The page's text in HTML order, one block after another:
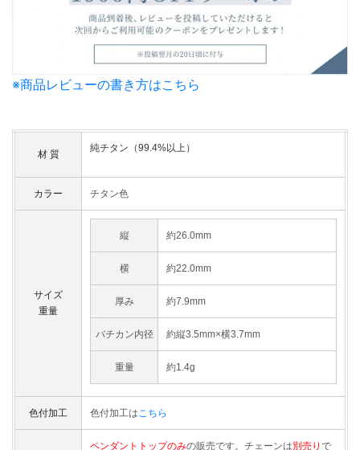
※商品レビューの書き方はこちら
材 質 純チタン（99.4%以上）
カラー チタン色
サイズ
重量
縦 約26.0mm
横 約22.0mm
厚み 約7.9mm
バチカン内径 約縦3.5mm×横3.7mm
重量 約1.4g
色付加工 色付加工は こちら
ペンダントトップのみの販売です。チェーンは別売り で